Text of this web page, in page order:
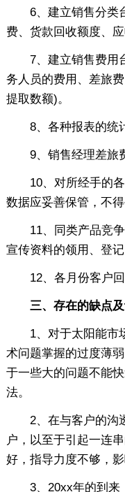
6、建立销售分类
费、货款回收额度、应
7、建立销售费用台
务人员的费用、差旅
提取数额)。
8、各种报表的统计
9、销售经理差旅费
10、对所经手的各
数据应妥善保管，不得
11、同类产品竞争
宣传资料的领用、登记
12、各月份客户回
三、存在的缺点
1、对于太阳能市场
术问题掌握的过度薄
于一些大的问题不能
法。
2、在与客户的沟透
户，以至于引起一连
好，指导力度不够，
3、20xx年的到来